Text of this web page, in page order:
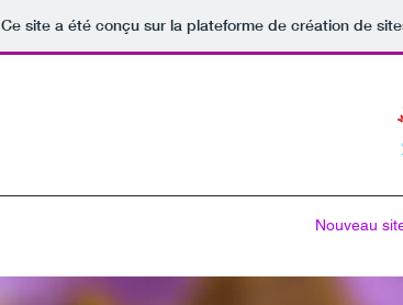
Ce site a été conçu sur la plateforme de création de
Nouveau